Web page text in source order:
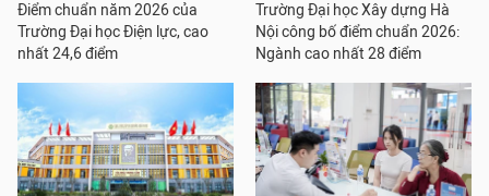
Điểm chuẩn năm 2026 của
Trường Đại học Điện lực, cao
nhất 24,6 điểm
Trường Đại học Xây dựng Hà
Nội công bố điểm chuẩn 2026:
Ngành cao nhất 28 điểm